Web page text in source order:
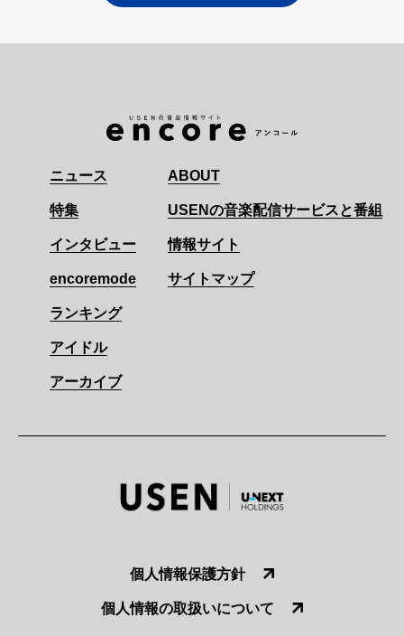
ニュース
特集
インタビュー
encoremode
ランキング
アイドル
アーカイブ
ABOUT
USENの音楽配信サービスと番組
情報サイト
サイトマップ
個人情報保護方針
個人情報の取扱いについて